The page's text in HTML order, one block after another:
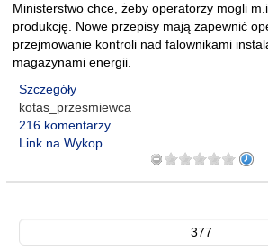
Ministerstwo chce, żeby operatorzy mogli
produkcję. Nowe przepisy mają zapewnić
przejmowanie kontroli nad falownikami
magazynami energii.
Szczegóły
kotas_przesmiewca
216 komentarzy
Link na Wykop
377